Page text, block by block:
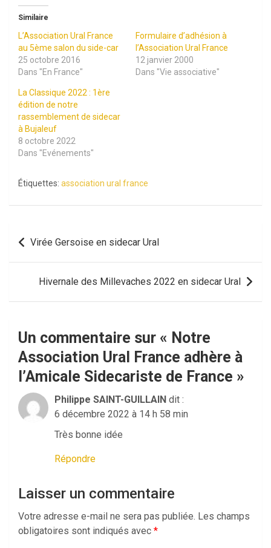
Similaire
L’Association Ural France
au 5ème salon du side-car
25 octobre 2016
Dans "En France"
Formulaire d’adhésion à
l’Association Ural France
12 janvier 2000
Dans "Vie associative"
La Classique 2022 : 1ère
édition de notre
rassemblement de sidecar
à Bujaleuf
8 octobre 2022
Dans "Evénements"
Étiquettes: association ural france
Navigation
l’article
Virée Gersoise en sidecar Ural
Hivernale des Millevaches 2022 en sidecar Ural
Un commentaire sur « Notre
Association Ural France adhère à
l’Amicale Sidecariste de France »
Philippe SAINT-GUILLAIN dit :
6 décembre 2022 à 14 h 58 min
Très bonne idée
Répondre
Laisser un commentaire
Votre adresse e-mail ne sera pas publiée. Les champs
obligatoires sont indiqués avec *